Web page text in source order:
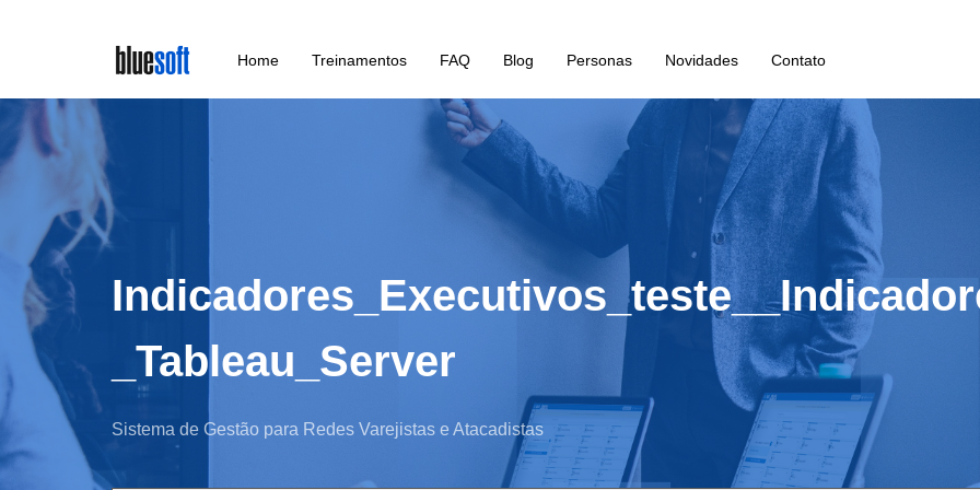
main
content
Home Treinamentos FAQ Blog Personas Novidades Contato
_Tableau_Server
Sistema de Gestão para Redes Varejistas e Atacadistas